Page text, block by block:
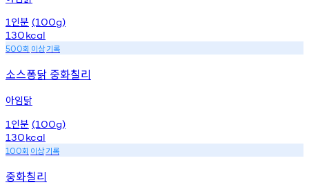
1 인분 (100g)
130kcal
500회 이상기록
소스퐁닭 중화칠리
아임닭
1 인분 (100g)
130kcal
100회 이상기록
중화칠리